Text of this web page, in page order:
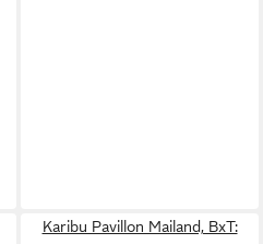
Karibu Pavillon Mailand, BxT: